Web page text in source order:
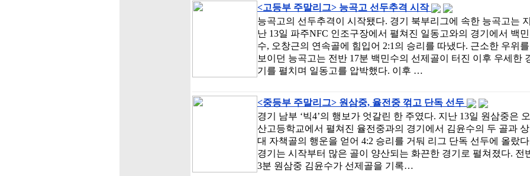
<고등부 주말리그> 능곡고 선두추격 시작
능곡고의 선두추격이 시작됐다. 경기 북부리그에 속한 능곡고는 지
난 13일 파주NFC 인조구장에서 펼쳐진 일동고와의 경기에서 백민
수, 오창근의 연속골에 힘입어 2:1의 승리를 따냈다. 근소한 우위를
보이던 능곡고는 전반 17분 백민수의 선제골이 터진 이후 우세한
기를 펼치며 일동고를 압박했다. 이후 …
<중등부 주말리그> 원삼중, 율전중 꺾고 단독 선두
경기 남부 ‘빅4’의 행보가 엇갈린 한 주였다. 지난 13일 원삼중은 오
산고등학교에서 펼쳐진 율전중과의 경기에서 김윤수의 두 골과 상
대 자책골의 행운을 얻어 4:2 승리를 거둬 리그 단독 선두에 올랐
경기는 시작부터 많은 골이 양산되는 화끈한 경기로 펼쳐졌다. 전
3분 원삼중 김윤수가 선제골을 기록…